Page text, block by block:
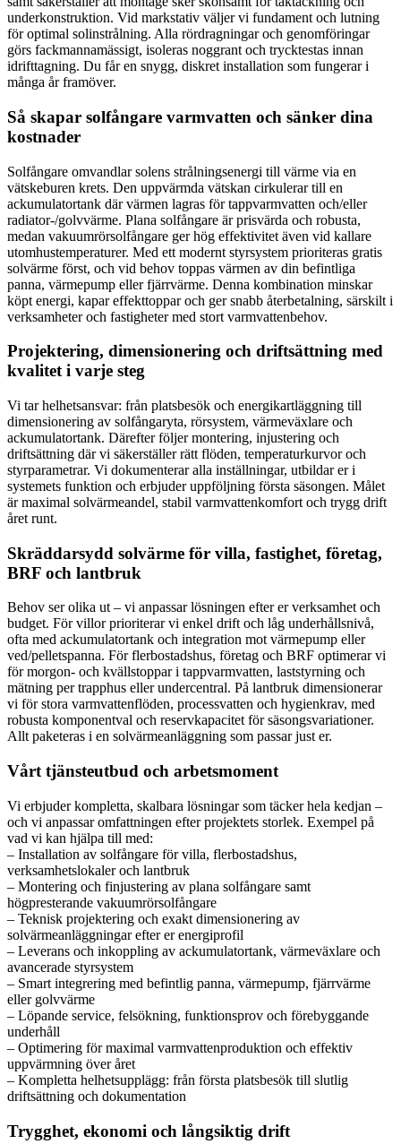
underkonstruktion. Vid markstativ väljer vi fundament och lutning
för optimal solinstrålning. Alla rördragningar och genomföringar
görs fackmannamässigt, isoleras noggrant och trycktestas innan
idrifttagning. Du får en snygg, diskret installation som fungerar i
många år framöver.
Så skapar solfångare varmvatten och sänker dina
kostnader
Solfångare omvandlar solens strålningsenergi till värme via en
vätskeburen krets. Den uppvärmda vätskan cirkulerar till en
ackumulatortank där värmen lagras för tappvarmvatten och/eller
radiator-/golvvärme. Plana solfångare är prisvärda och robusta,
medan vakuumrörsolfångare ger hög effektivitet även vid kallare
utomhustemperaturer. Med ett modernt styrsystem prioriteras gratis
solvärme först, och vid behov toppas värmen av din befintliga
panna, värmepump eller fjärrvärme. Denna kombination minskar
köpt energi, kapar effekttoppar och ger snabb återbetalning, särskilt i
verksamheter och fastigheter med stort varmvattenbehov.
Projektering, dimensionering och driftsättning med
kvalitet i varje steg
Vi tar helhetsansvar: från platsbesök och energikartläggning till
dimensionering av solfångaryta, rörsystem, värmeväxlare och
ackumulatortank. Därefter följer montering, injustering och
driftsättning där vi säkerställer rätt flöden, temperaturkurvor och
styrparametrar. Vi dokumenterar alla inställningar, utbildar er i
systemets funktion och erbjuder uppföljning första säsongen. Målet
är maximal solvärmeandel, stabil varmvattenkomfort och trygg drift
året runt.
Skräddarsydd solvärme för villa, fastighet, företag,
BRF och lantbruk
Behov ser olika ut – vi anpassar lösningen efter er verksamhet och
budget. För villor prioriterar vi enkel drift och låg underhållsnivå,
ofta med ackumulatortank och integration mot värmepump eller
ved/pelletspanna. För flerbostadshus, företag och BRF optimerar vi
för morgon- och kvällstoppar i tappvarmvatten, laststyrning och
mätning per trapphus eller undercentral. På lantbruk dimensionerar
vi för stora varmvattenflöden, processvatten och hygienkrav, med
robusta komponentval och reservkapacitet för säsongsvariationer.
Allt paketeras i en solvärmeanläggning som passar just er.
Vårt tjänsteutbud och arbetsmoment
Vi erbjuder kompletta, skalbara lösningar som täcker hela kedjan –
och vi anpassar omfattningen efter projektets storlek. Exempel på
vad vi kan hjälpa till med:
– Installation av solfångare för villa, flerbostadshus,
verksamhetslokaler och lantbruk
– Montering och finjustering av plana solfångare samt
högpresterande vakuumrörsolfångare
– Teknisk projektering och exakt dimensionering av
solvärmeanläggningar efter er energiprofil
– Leverans och inkoppling av ackumulatortank, värmeväxlare och
avancerade styrsystem
– Smart integrering med befintlig panna, värmepump, fjärrvärme
eller golvvärme
– Löpande service, felsökning, funktionsprov och förebyggande
underhåll
– Optimering för maximal varmvattenproduktion och effektiv
uppvärmning över året
– Kompletta helhetsupplägg: från första platsbesök till slutlig
driftsättning och dokumentation
Trygghet, ekonomi och långsiktig drift